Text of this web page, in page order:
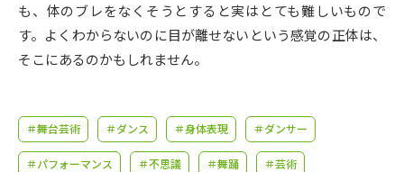
学問発見 学問検索
学問のミニ講義「夢ナビ講義」 学問分野解説
も、体のブレをなくそうとすると実はとても難しいもので
す。よくわからないのに目が離せないという感覚の正体は、
そこにあるのかもしれません。
＃舞台芸術 ＃ダンス ＃身体表現 ＃ダンサー
＃パフォーマンス ＃不思議 ＃舞踊 ＃芸術